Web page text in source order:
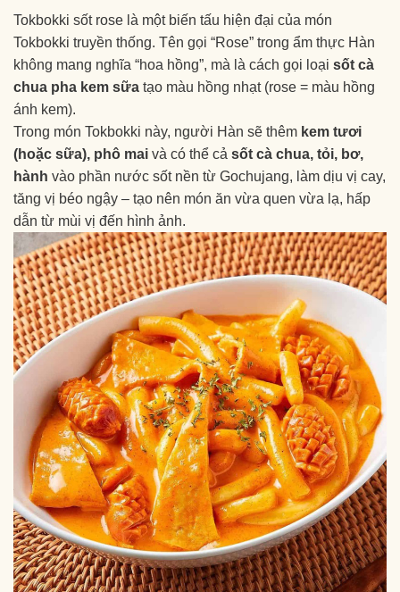
Tokbokki sốt rose là một biến tấu hiện đại của món
Tokbokki truyền thống. Tên gọi “Rose” trong ẩm thực Hàn
không mang nghĩa “hoa hồng”, mà là cách gọi loại sốt cà
chua pha kem sữa tạo màu hồng nhạt (rose = màu hồng
ánh kem).
Trong món Tokbokki này, người Hàn sẽ thêm kem tươi
(hoặc sữa), phô mai và có thể cả sốt cà chua, tỏi, bơ,
hành vào phần nước sốt nền từ Gochujang, làm dịu vị cay,
tăng vị béo ngậy – tạo nên món ăn vừa quen vừa lạ, hấp
dẫn từ mùi vị đến hình ảnh.